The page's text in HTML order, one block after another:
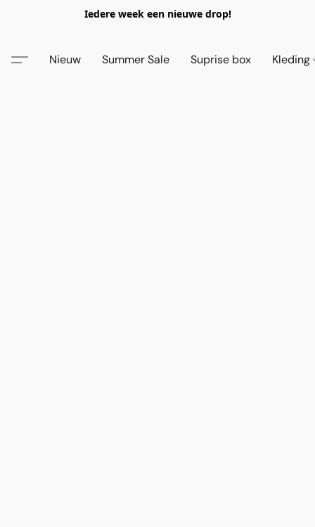
Iedere week een nieuwe drop!
Nieuw Summer Sale Suprise box Kleding